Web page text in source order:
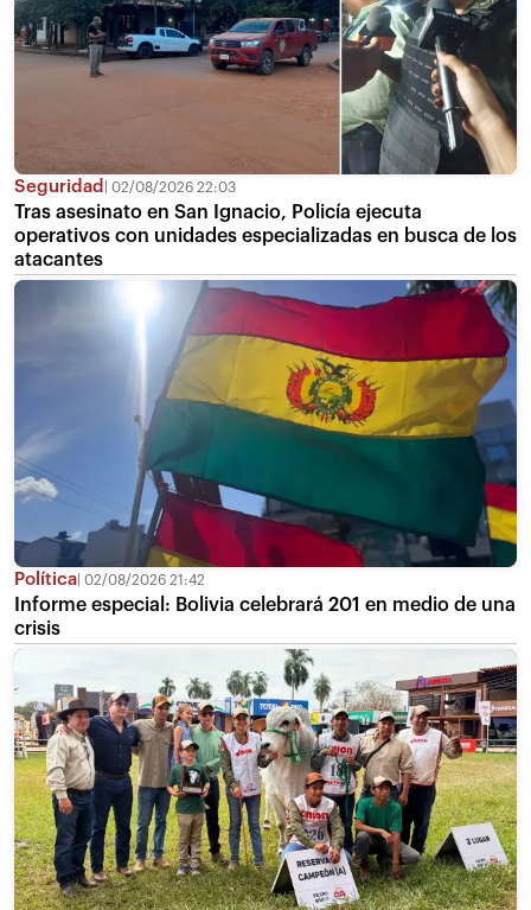
Seguridad 02/08/2026 22:03
Tras asesinato en San Ignacio, Policía ejecuta
operativos con unidades especializadas en busca de los
atacantes
Política 02/08/2026 21:42
Informe especial: Bolivia celebrará 201 en medio de una
crisis